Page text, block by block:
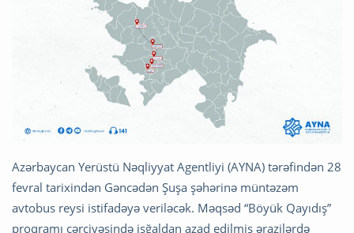
Azərbaycan Yerüstü Nəqliyyat Agentliyi (AYNA) tərəfindən 28
fevral tarixindən Gəncədən Şuşa şəhərinə müntəzəm
avtobus reysi istifadəyə veriləcək. Məqsəd “Böyük Qayıdış”
proqramı çərçivəsində işğaldan azad edilmiş ərazilərdə